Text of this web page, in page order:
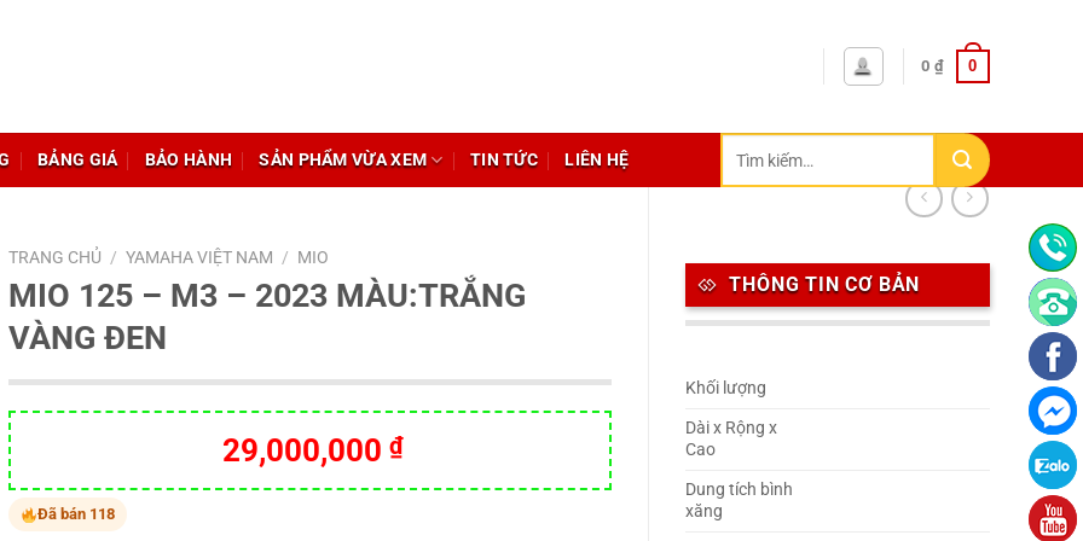
0 ₫ 0
BẢNG GIÁ BẢO HÀNH SẢN PHẨM VỪA XEM TIN TỨC LIÊN HỆ
kiếm:
THÔNG TIN CƠ BẢN
Khối lượng
Dài x Rộng x
Cao
Dung tích bình
xăng
TRANG CHỦ / YAMAHA VIỆT NAM / MIO
MIO 125 – M3 – 2023 MÀU:TRẮNG
VÀNG ĐEN
29,000,000 ₫
Đã bán 118